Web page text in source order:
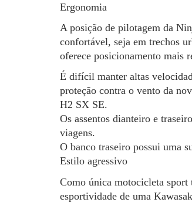
Ergonomia
A posição de pilotagem da
confortável, seja em trechos
oferece posicionamento mais
É difícil manter altas
proteção contra o vento da
H2 SX SE.
Os assentos dianteiro e
viagens.
O banco traseiro possui uma
Estilo agressivo
Como única motocicleta sport
esportividade de uma